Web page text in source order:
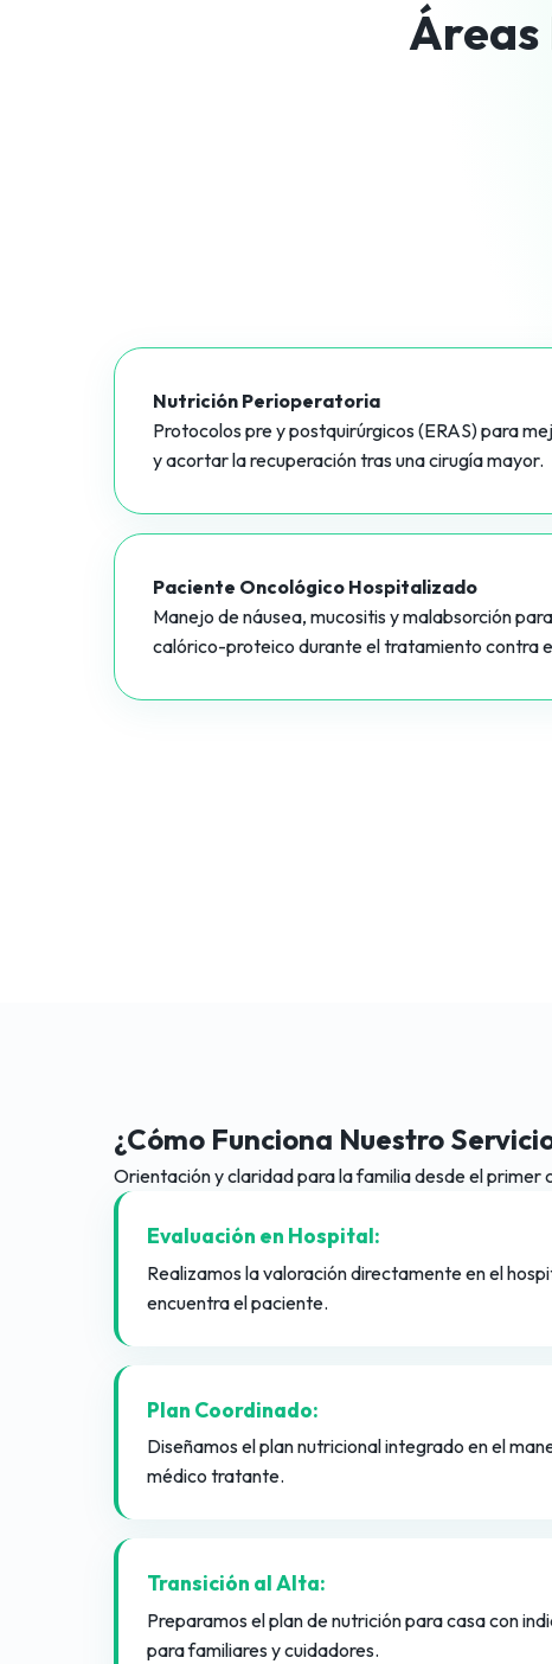
Áreas
Nutrición Perioperatoria
Protocolos pre y postquirúrgicos (ERAS) para
y acortar la recuperación tras una cirugía mayor.
Paciente Oncológico Hospitalizado
Manejo de náusea, mucositis y malabsorción
calórico-proteico durante el tratamiento contra
¿Cómo Funciona Nuestro
Orientación y claridad para la familia desde el primer
Evaluación en Hospital:
Realizamos la valoración directamente en el
encuentra el paciente.
Plan Coordinado:
Diseñamos el plan nutricional integrado en el
médico tratante.
Transición al Alta:
Preparamos el plan de nutrición para casa con
para familiares y cuidadores.